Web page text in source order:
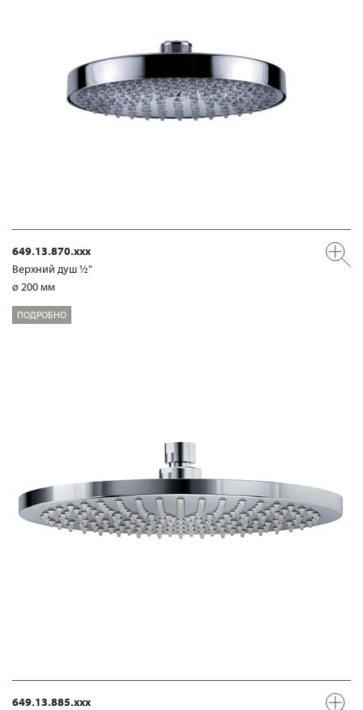
649.13.870.xxx
Верхний душ ½"
ø 200 мм
ПОДРОБНО
649.13.885.xxx